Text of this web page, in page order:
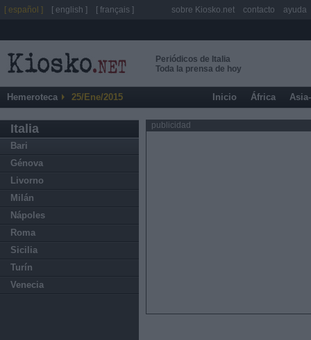
Periódicos de Italia
Toda la prensa de hoy
Hemeroteca 25/Ene/2015 Inicio África
Italia
Bari
Génova
Livorno
Milán
Nápoles
Roma
Sicilia
Turín
Venecia
publicidad
[ español ] [ english ] [ français ] sobre Kiosko.net contacto ayuda